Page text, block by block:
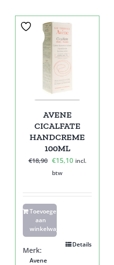
AVENE
CICALFATE
HANDCREME
100ML
€18,90 Oorspronkelijke
prijs
€18,90.
€15,10Huidige
€15,10.
incl.
btw
Toevoegen
aan
winkelwagen
Details
Merk:
Avene